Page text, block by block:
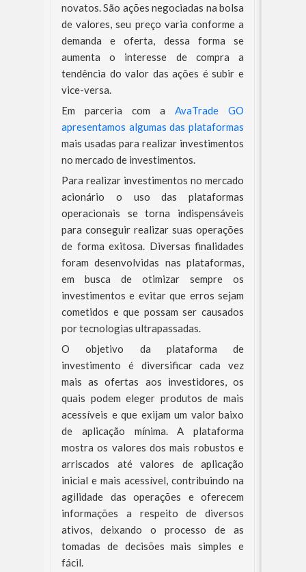
novatos. São ações negociadas na bolsa
de valores, seu preço varia conforme a
demanda e oferta, dessa forma se
aumenta o interesse de compra a
tendência do valor das ações é subir e
vice-versa.
Em parceria com a AvaTrade GO
apresentamos algumas das plataformas
mais usadas para realizar investimentos
no mercado de investimentos.
Para realizar investimentos no mercado
acionário o uso das plataformas
operacionais se torna indispensáveis
para conseguir realizar suas operações
de forma exitosa. Diversas finalidades
foram desenvolvidas nas plataformas,
em busca de otimizar sempre os
investimentos e evitar que erros sejam
cometidos e que possam ser causados
por tecnologias ultrapassadas.
O objetivo da plataforma de
investimento é diversificar cada vez
mais as ofertas aos investidores, os
quais podem eleger produtos de mais
acessíveis e que exijam um valor baixo
de aplicação mínima. A plataforma
mostra os valores dos mais robustos e
arriscados até valores de aplicação
inicial e mais acessível, contribuindo na
agilidade das operações e oferecem
informações a respeito de diversos
ativos, deixando o processo de as
tomadas de decisões mais simples e
fácil.